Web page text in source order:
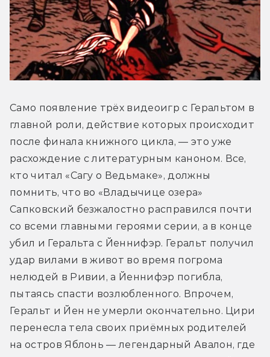
Само появление трёх видеоигр с Геральтом в
главной роли, действие которых происходит
после финала книжного цикла, — это уже
расхождение с литературным каноном. Все,
кто читал «Сагу о Ведьмаке», должны
помнить, что во «Владычице озера»
Сапковский безжалостно расправился почти
со всеми главными героями серии, а в конце
убил и Геральта с Йеннифэр. Геральт получил
удар вилами в живот во время погрома
нелюдей в Ривии, а Йеннифэр погибла,
пытаясь спасти возлюбленного. Впрочем,
Геральт и Йен не умерли окончательно. Цири
перенесла тела своих приёмных родителей
на остров Яблонь — легендарный Авалон, где